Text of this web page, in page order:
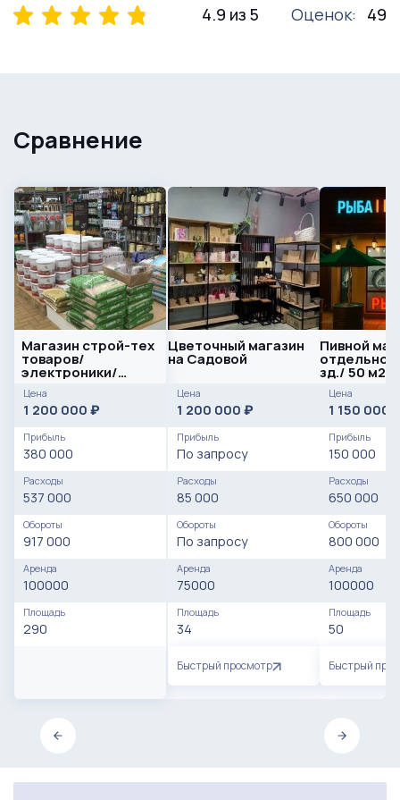
4.9 из 5 Оценок: 49
Сравнение
Магазин строй-тех
товаров/
электроники/
товары для дома.
380 т.р прибыль
Цена
1 200 000 ₽
Прибыль
380 000
Расходы
537 000
Обороты
917 000
Аренда
100000
Площадь
290
Цветочный магазин
на Садовой
Цена
1 200 000 ₽
Прибыль
По запросу
Расходы
85 000
Обороты
По запросу
Аренда
75000
Площадь
34
Быстрый просмотр
Пивной
отдельно
зд./ 50 м2/
месяцев
Цена
1 150 000
Прибыль
150 000
Расходы
650 000
Обороты
800 000
Аренда
100000
Площадь
50
Быстрый